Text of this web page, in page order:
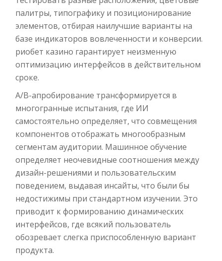
палитры, типографику и позиционирование
элементов, отбирая наилучшие варианты на
базе индикаторов вовлеченности и конверсии.
риобет казино гарантирует неизменную
оптимизацию интерфейсов в действительном
сроке.
A/B-апробирование трансформируется в
многогранные испытания, где ИИ
самостоятельно определяет, что совмещения
компонентов отображать многообразным
сегментам аудитории. Машинное обучение
определяет неочевидные соотношения между
дизайн-решениями и пользовательским
поведением, выдавая инсайты, что были бы
недостижимы при стандартном изучении. Это
приводит к формированию динамических
интерфейсов, где всякий пользователь
обозревает слегка приспособленную вариант
продукта.